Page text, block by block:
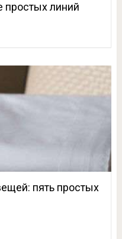
простых линий
пять простых